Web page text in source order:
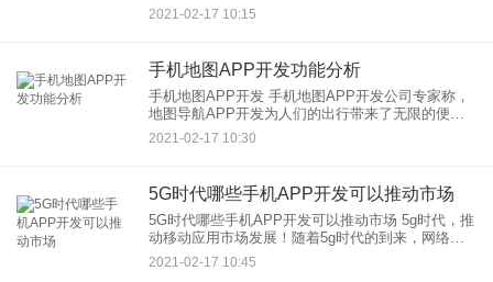
好的朋友。宠物不仅会在孤独时陪伴使用者，而且
对于某些优质的家养宠物而言，它们有时还
2021-02-17 10:15
手机地图APP开发功能分析
手机地图APP开发 手机地图APP开发公司专家称，
地图导航APP开发为人们的出行带来了无限的便利
性。各大互联网巨头开始逐渐收紧对基于手机地图
O2O的投入，并尝试弱化地图类APP的平台
2021-02-17 10:30
5G时代哪些手机APP开发可以推动市场
5G时代哪些手机APP开发可以推动市场 5g时代，推
动移动应用市场发展！随着5g时代的到来，网络速
度越来越快，用户体验越来越好，移动互联网的发
展又达到了一个高峰，这也影响和改变着我们
2021-02-17 10:45